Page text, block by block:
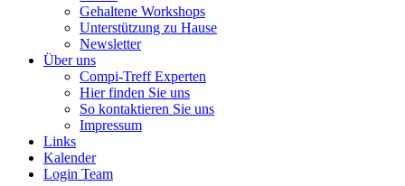
Gehaltene Workshops
Unterstützung zu Hause
Newsletter
Über uns
Compi-Treff Experten
Hier finden Sie uns
So kontaktieren Sie uns
Impressum
Links
Kalender
Login Team